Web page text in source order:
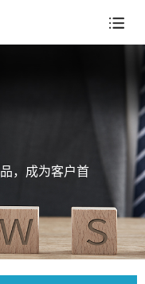
，成为客户首